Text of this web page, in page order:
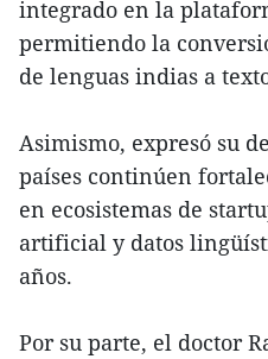
integrado en la
permitiendo la
de lenguas indias a
Asimismo, expresó su
países continúen
en ecosistemas de
artificial y datos
años.
Por su parte, el doctor